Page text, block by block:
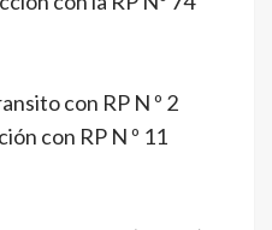
con RP N º 2
con RP N º 11